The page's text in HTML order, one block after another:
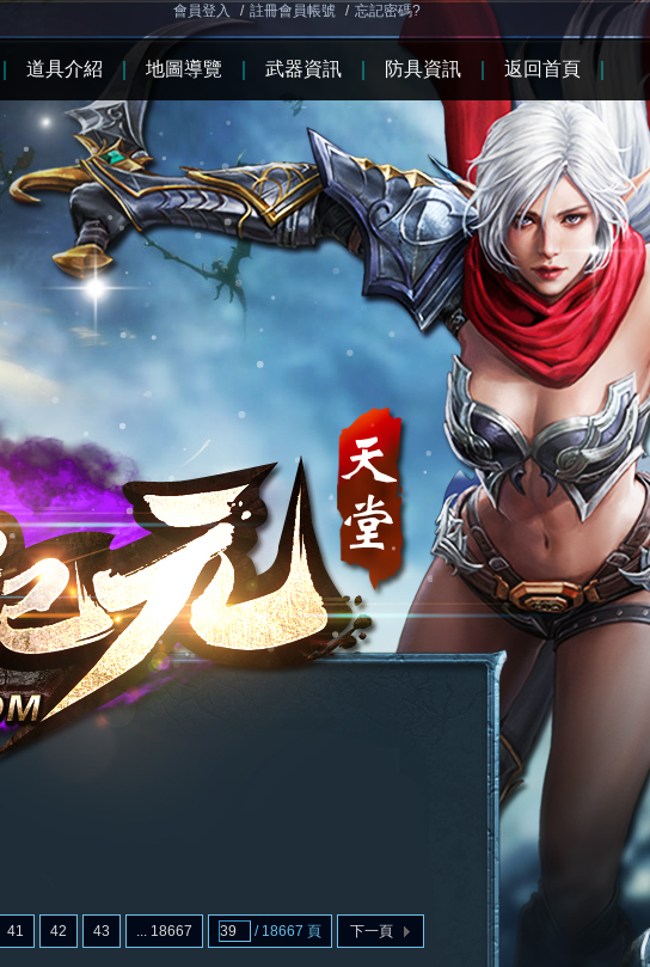
會員登入 / 註冊會員帳號 / 忘記密碼?
41 42 43 ... 18667 / 18667 頁 下一頁